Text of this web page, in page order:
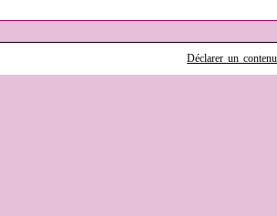
Déclarer un